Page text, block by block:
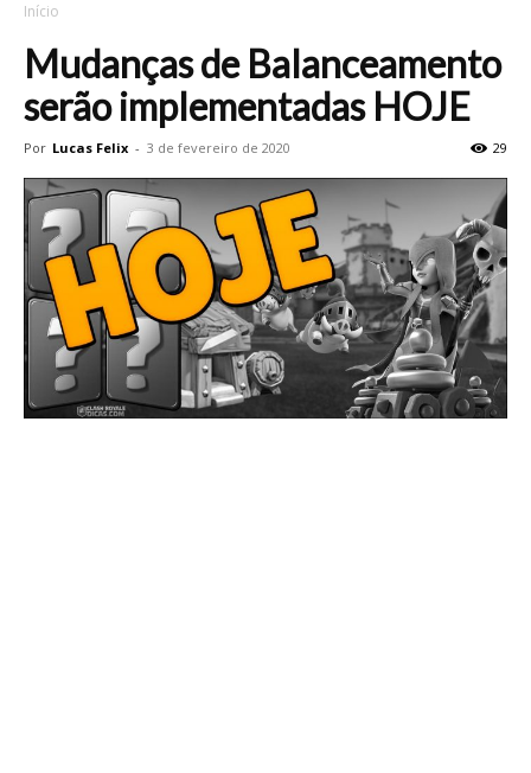
Início
Mudanças de Balanceamento
serão implementadas HOJE
Por Lucas Felix - 3 de fevereiro de 2020 29